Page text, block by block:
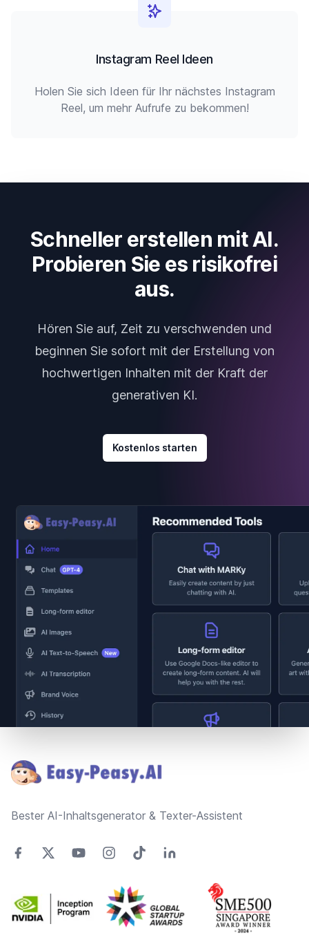
Instagram Reel Ideen
Holen Sie sich Ideen für Ihr nächstes Instagram
Reel, um mehr Aufrufe zu bekommen!
Schneller erstellen mit AI.
Probieren Sie es risikofrei
aus.
Hören Sie auf, Zeit zu verschwenden und
beginnen Sie sofort mit der Erstellung von
hochwertigen Inhalten mit der Kraft der
generativen KI.
Kostenlos starten
Bester AI-Inhaltsgenerator & Texter-Assistent